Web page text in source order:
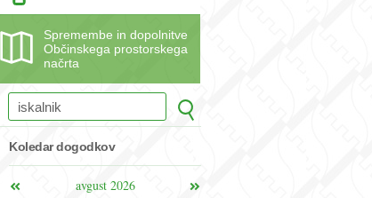
Spremembe in dopolnitve
Občinskega prostorskega
načrta
Koledar dogodkov
avgust 2026